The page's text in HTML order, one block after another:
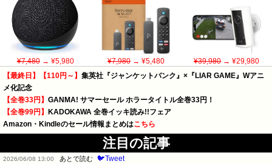
¥7,480→ ¥5,980 ¥7,980→ ¥5,480 ¥39,980→ ¥29,980
【最終日】【110円～】 集英社『ジャンケットバンク』×『LIAR GAME』Wアニ
メ化記念
【全巻33円】 GANMA! サマーセール ホラータイトル全巻33円！
【全巻99円】 KADOKAWA 全巻イッキ読み!!フェア
Amazon・Kindleのセール情報まとめはこちら
注目の記事
2026/06/08 13:00 あとで読む 🐦Tweet